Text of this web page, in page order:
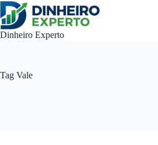
Pular
para
o
conteúdo
Dinheiro Experto
Tag Vale